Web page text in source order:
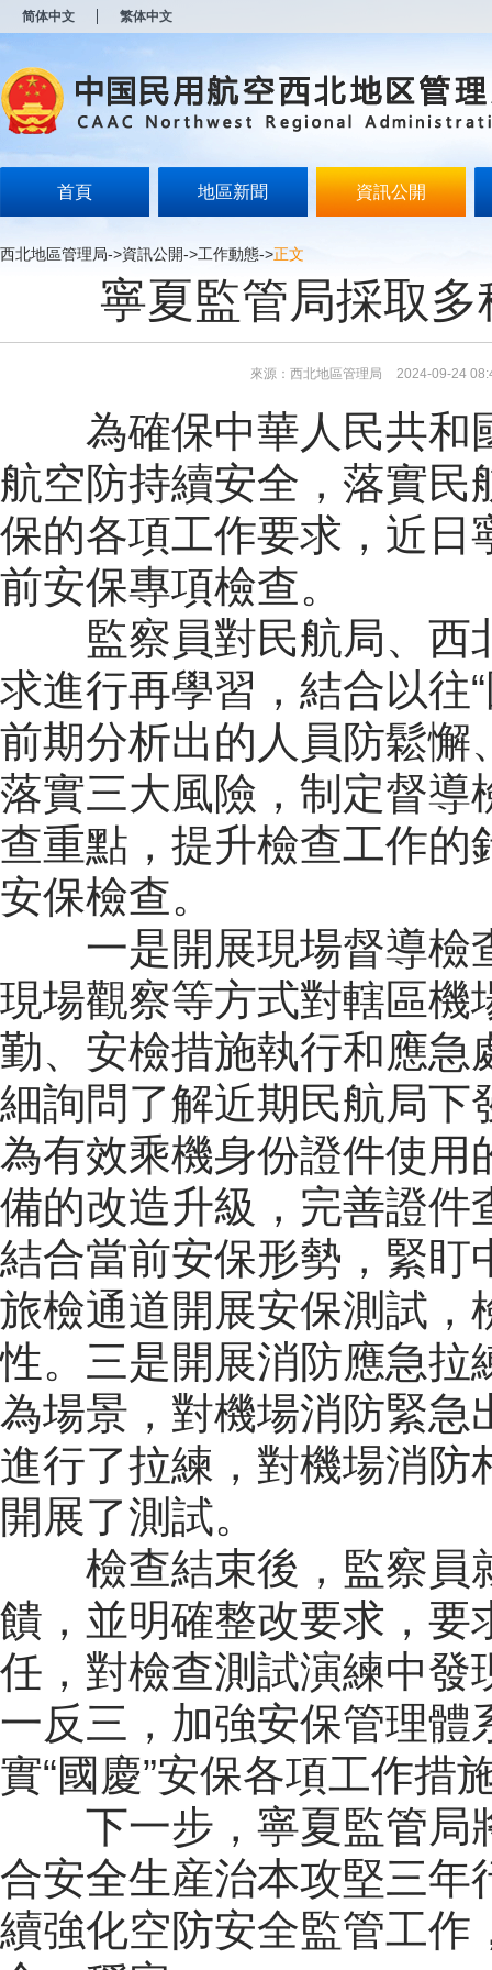
简体中文 繁体中文
首頁 地區新聞 資訊公開
西北地區管理局->資訊公開->工作動態->正文
寧夏監管局採取
來源：西北地區管理局 2024-09-24
為確保中華人民共和
航空防持續安全，落實民
保的各項工作要求，近日
前安保專項檢查。
監察員對民航局、西
求進行再學習，結合以往
前期分析出的人員防鬆懈
落實三大風險，制定督導
查重點，提升檢查工作的
安保檢查。
一是開展現場督導檢
現場觀察等方式對轄區機
勤、安檢措施執行和應急
細詢問了解近期民航局下
為有效乘機身份證件使用
備的改造升級，完善證件
結合當前安保形勢，緊盯
旅檢通道開展安保測試，
性。三是開展消防應急拉
為場景，對機場消防緊急
進行了拉練，對機場消防
開展了測試。
檢查結束後，監察員
饋，並明確整改要求，要
任，對檢查測試演練中發
一反三，加強安保管理體
實“國慶”安保各項工作措
下一步，寧夏監管局
合安全生産治本攻堅三年
續強化空防安全監管工作
开
无
障
说
按
Alt
键
式